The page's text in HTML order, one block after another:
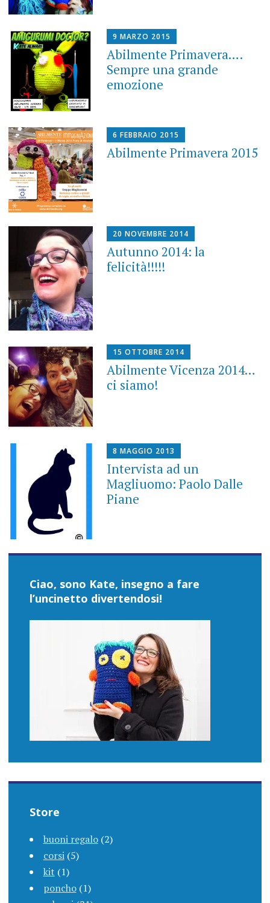
9 MARZO 2015
Abilmente Primavera….
Sempre una grande
emozione
6 FEBBRAIO 2015
Abilmente Primavera 2015
20 NOVEMBRE 2014
Autunno 2014: la
felicità!!!!!
15 OTTOBRE 2014
Abilmente Vicenza 2014…
ci siamo!
8 MAGGIO 2013
Intervista ad un
Magliuomo: Paolo Dalle
Piane
Ciao, sono Kate, insegno a fare
l’uncinetto divertendosi!
Store
buoni regalo (2)
corsi (5)
kit (1)
poncho (1)